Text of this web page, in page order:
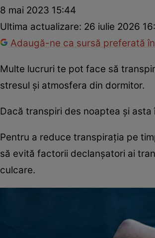
8 mai 2023 15:44
Ultima actualizare: 26 iulie 2026
Adaugă-ne ca sursă preferată
Multe lucruri te pot face să
stresul și atmosfera din dormitor.
Dacă transpiri des noaptea și
Pentru a reduce transpirația pe
să evită factorii declanșatori ai
culcare.